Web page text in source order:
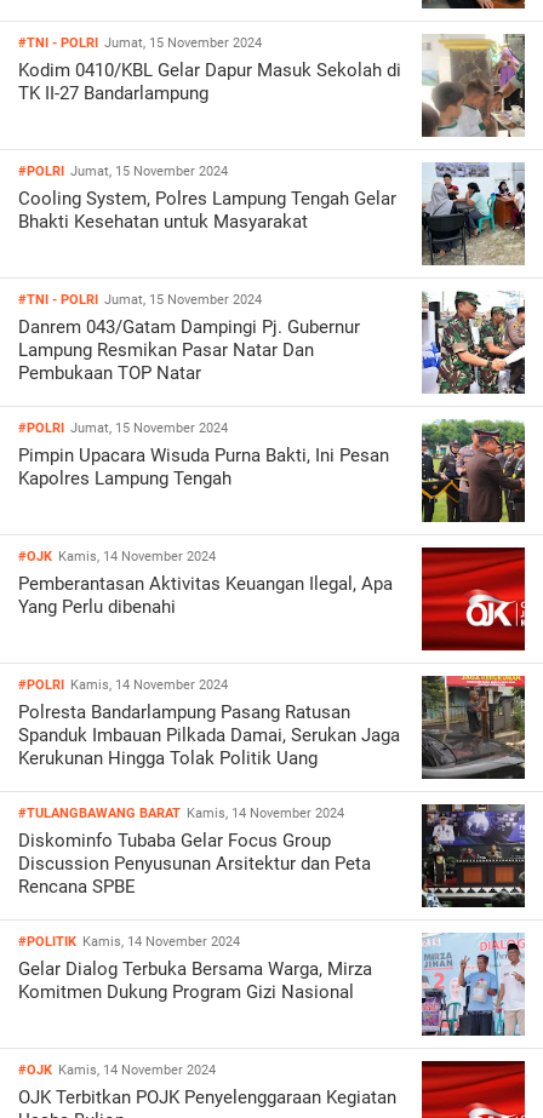
#TNI - POLRI Jumat, 15 November 2024
Kodim 0410/KBL Gelar Dapur Masuk Sekolah di
TK II-27 Bandarlampung
#POLRI Jumat, 15 November 2024
Cooling System, Polres Lampung Tengah Gelar
Bhakti Kesehatan untuk Masyarakat
#TNI - POLRI Jumat, 15 November 2024
Danrem 043/Gatam Dampingi Pj. Gubernur
Lampung Resmikan Pasar Natar Dan
Pembukaan TOP Natar
#POLRI Jumat, 15 November 2024
Pimpin Upacara Wisuda Purna Bakti, Ini Pesan
Kapolres Lampung Tengah
#OJK Kamis, 14 November 2024
Pemberantasan Aktivitas Keuangan Ilegal, Apa
Yang Perlu dibenahi
#POLRI Kamis, 14 November 2024
Polresta Bandarlampung Pasang Ratusan
Spanduk Imbauan Pilkada Damai, Serukan Jaga
Kerukunan Hingga Tolak Politik Uang
#TULANGBAWANG BARAT Kamis, 14 November 2024
Diskominfo Tubaba Gelar Focus Group
Discussion Penyusunan Arsitektur dan Peta
Rencana SPBE
#POLITIK Kamis, 14 November 2024
Gelar Dialog Terbuka Bersama Warga, Mirza
Komitmen Dukung Program Gizi Nasional
#OJK Kamis, 14 November 2024
OJK Terbitkan POJK Penyelenggaraan Kegiatan